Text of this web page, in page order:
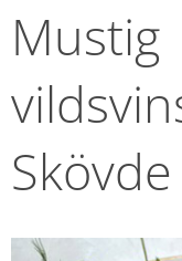
Mustig
Skövde